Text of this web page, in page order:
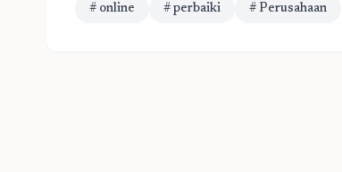
# online # perbaiki # Perusahaan